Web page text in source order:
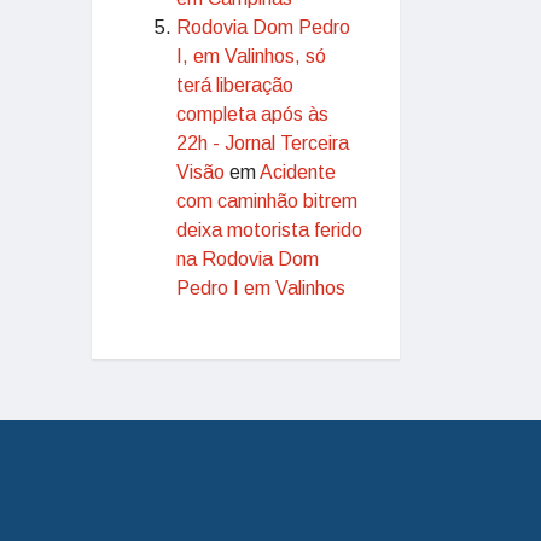
Rodovia Dom Pedro
I, em Valinhos, só
terá liberação
completa após às
22h - Jornal Terceira
Visão emAcidente
com caminhão bitrem
deixa motorista ferido
na Rodovia Dom
Pedro I em Valinhos